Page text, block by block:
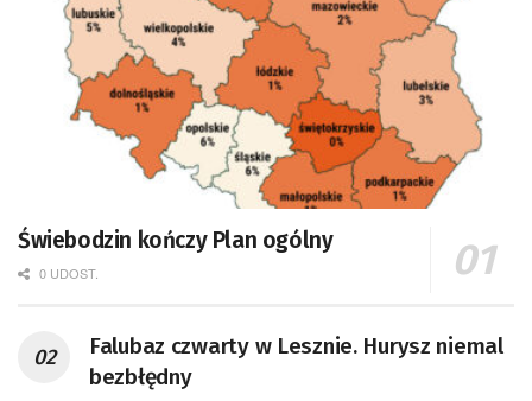
Świebodzin kończy Plan ogólny
0 UDOST.
Falubaz czwarty w Lesznie. Hurysz niemal
bezbłędny